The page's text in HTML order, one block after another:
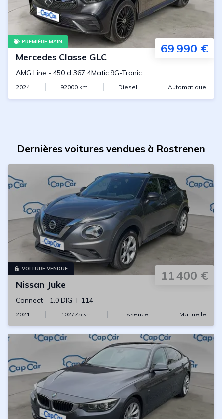
PREMIÈRE MAIN 69 990 €
Mercedes Classe GLC
AMG Line - 450 d 367 4Matic 9G-Tronic
2024 92000 km Diesel Automatique
Dernières voitures vendues à Rostrenen
VOITURE VENDUE 11 400 €
Nissan Juke
Connect - 1.0 DIG-T 114
2021 102775 km Essence Manuelle